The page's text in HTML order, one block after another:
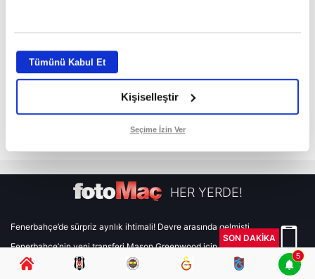
Tümünü Kabul Et
Kişiselleştir
Seçime İzin Ver
HER YERDE!
Fenerbahçe’de sürpriz ayrılık ihtimali! Devre arasında gelmişti
Fenerbahçe’nin yeni transferi Mason Greenwood için olay sözler!
Galatasaray’da rota yeniden Thiago Almada!
iPhone
SON DAKİKA
5